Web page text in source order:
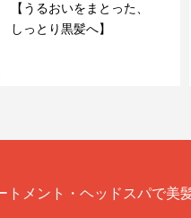
【うるおいをまとった、
しっとり黒髪へ】